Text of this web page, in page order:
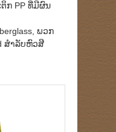
ກ PP ທີ່ມີຜົນ
ພວກ
ສໍາລັບຫົວສີ